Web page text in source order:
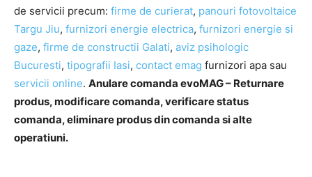
de servicii precum: firme de curierat, panouri fotovoltaice
Targu Jiu, furnizori energie electrica, furnizori energie si
gaze, firme de constructii Galati, aviz psihologic
Bucuresti, tipografii Iasi, contact emag furnizori apa sau
servicii online. Anulare comanda evoMAG – Returnare
produs, modificare comanda, verificare status
comanda, eliminare produs din comanda si alte
operatiuni.